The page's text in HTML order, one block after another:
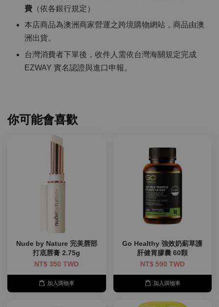
費 （依各銀行規定）
本店商品為澳洲商家營運之跨境購物網站，商品由澳
洲出貨。
台灣消費者下單後，收件人需依台灣海關規定完成
EZWAY 實名認證與進口申報。
你可能會喜歡
Nude by Nature 完美唇部
打底唇膏 2.75g
NT$ 350 TWD
加入購物車
Go Healthy 強效奶薊草護
肝健胃膠囊 60顆
NT$ 590 TWD
加入購物車